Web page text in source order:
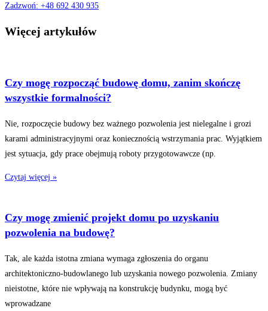
Zadzwoń: +48 692 430 935
Więcej artykułów
Czy mogę rozpocząć budowę domu, zanim skończę
wszystkie formalności?
Nie, rozpoczęcie budowy bez ważnego pozwolenia jest nielegalne i grozi
karami administracyjnymi oraz koniecznością wstrzymania prac. Wyjątkiem
jest sytuacja, gdy prace obejmują roboty przygotowawcze (np.
Czytaj więcej »
Czy mogę zmienić projekt domu po uzyskaniu
pozwolenia na budowę?
Tak, ale każda istotna zmiana wymaga zgłoszenia do organu
architektoniczno-budowlanego lub uzyskania nowego pozwolenia. Zmiany
nieistotne, które nie wpływają na konstrukcję budynku, mogą być
wprowadzane